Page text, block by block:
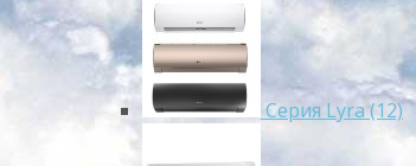
Серия Lyra (12)